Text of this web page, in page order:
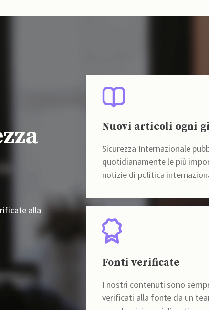
alla
Nuovi articoli ogni
Sicurezza Internazionale
quotidianamente le più
notizie di politica
Fonti verificate
I nostri contenuti sono
verificati alla fonte da un